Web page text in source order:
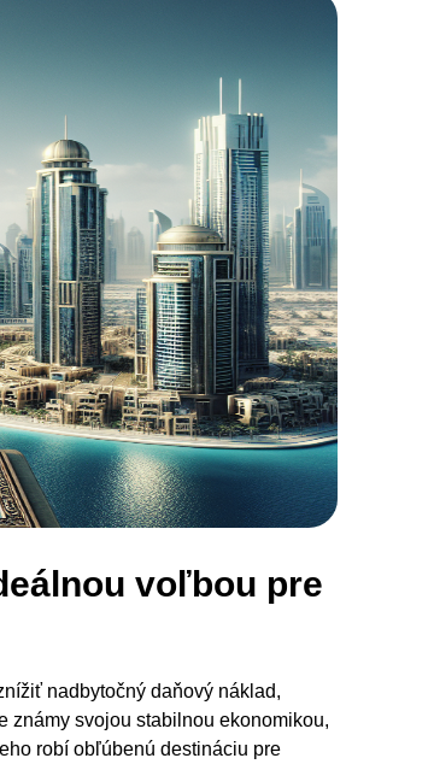
voľbou pre
nadbytočný daňový náklad,
známy svojou stabilnou ekonomikou,
robí obľúbenú destináciu pre